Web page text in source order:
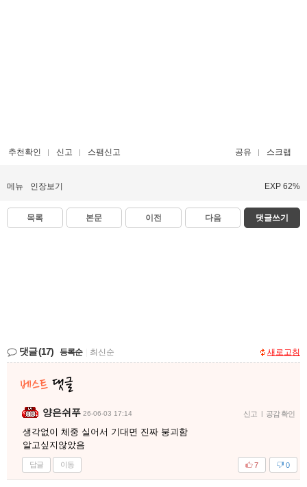
추천확인 신고 스팸신고 공유 스크랩
메뉴 인장보기 EXP 62%
목록 본문 이전 다음 댓글쓰기
댓글(17) 등록순 최신순 새로고침
양은쉬푸 26-06-03 17:14 신고 공감 확인
생각없이 체중 실어서 기대면 진짜 붕괴함
알고싶지않았음
답글 이동 0
7